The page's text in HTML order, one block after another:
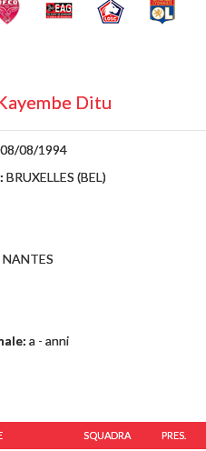
Ditu
08/08/1994
BRUXELLES (BEL)
NANTES
a - anni
SQUADRA PRES.